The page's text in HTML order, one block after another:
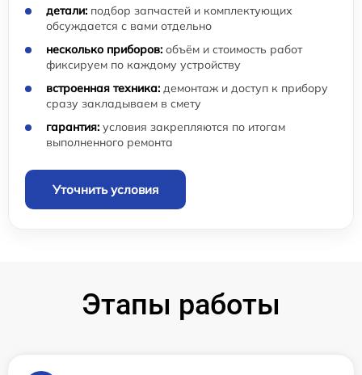
детали: подбор запчастей и комплектующих
обсуждается с вами отдельно
несколько приборов: объём и стоимость работ
фиксируем по каждому устройству
встроенная техника: демонтаж и доступ к прибору
сразу закладываем в смету
гарантия: условия закрепляются по итогам
выполненного ремонта
Уточнить условия
Этапы работы